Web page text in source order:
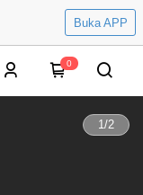
Buka APP
0
1/2